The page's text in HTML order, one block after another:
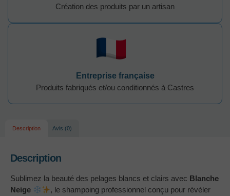
Création des produits par un artisan
Entreprise française
Produits fabriqués et/ou conditionnés à Castres
Description Avis (0)
Description
Sublimez la beauté des pelages blancs et clairs avec Blanche
Neige
, le shampoing professionnel conçu pour révéler